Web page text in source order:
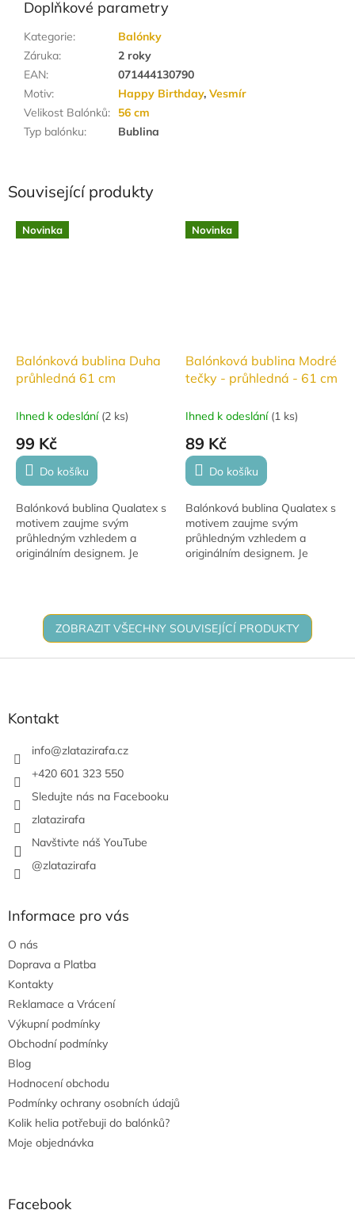
Související produkty
Novinka
Balónková bublina Duha
průhledná 61 cm
Ihned k odeslání (2 ks)
99 Kč
Do košíku
Balónková bublina Qualatex s
motivem zaujme svým
průhledným vzhledem a
originálním designem. Je
Novinka
Balónková bublina Modré
tečky - průhledná - 61 cm
Ihned k odeslání (1 ks)
89 Kč
Do košíku
Balónková bublina Qualatex s
motivem zaujme svým
průhledným vzhledem a
originálním designem. Je
ZOBRAZIT VŠECHNY SOUVISEJÍCÍ PRODUKTY
Doplňkové parametry
Kategorie:
Balónky
Záruka:
2 roky
EAN:
071444130790
Motiv: Happy Birthday, Vesmír
Velikost Balónků:
56 cm
Typ balónku: Bublina
Z
Kontakt
info@zlatazirafa.cz
+420 601 323 550
Sledujte nás na Facebooku
zlatazirafa
Navštivte náš YouTube
@zlatazirafa
Informace pro vás
O nás
Doprava a Platba
Kontakty
Reklamace a Vrácení
Výkupní podmínky
Obchodní podmínky
Blog
Hodnocení obchodu
Podmínky ochrany osobních údajů
Kolik helia potřebuji do balónků?
Moje objednávka
Facebook